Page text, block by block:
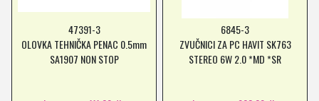
47391-3
OLOVKA TEHNIČKA PENAC 0.5mm
SA1907 NON STOP
6845-3
ZVUČNICI ZA PC HAVIT SK763
STEREO 6W 2.0 *MD *SR